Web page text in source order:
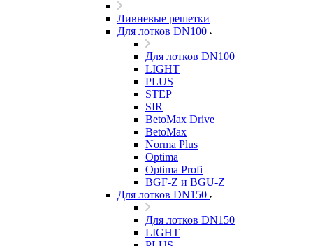
Ливневые решетки
Для лотков DN100
Для лотков DN100
LIGHT
PLUS
STEP
SIR
BetoMax Drive
BetoMax
Norma Plus
Optima
Optima Profi
BGF-Z и BGU-Z
Для лотков DN150
Для лотков DN150
LIGHT